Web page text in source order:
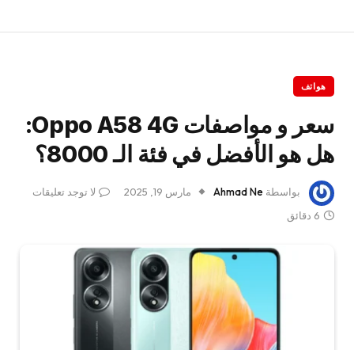
هواتف
سعر و مواصفات Oppo A58 4G:
هل هو الأفضل في فئة الـ 8000؟
بواسطة Ahmad Ne مارس 19, 2025
لا توجد تعليقات
6 دقائق